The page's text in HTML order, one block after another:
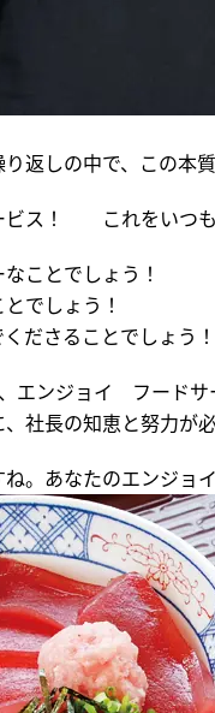
返しの中で、この本
ス！ これをいつも
ことでしょう！
でしょう！
ださることでしょう！
エンジョイ フードサ
社長の知恵と努力が
。あなたのエンジョ